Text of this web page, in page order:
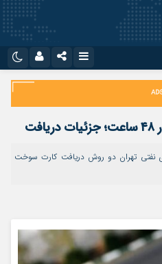
تلگرام
ایتا
نفتی تهران دو روش دریافت کارت سوخت